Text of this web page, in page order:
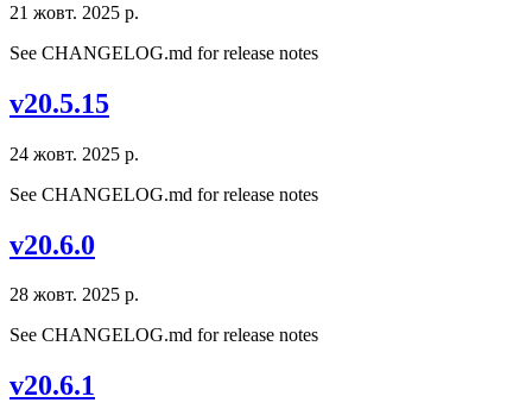
21 жовт. 2025 р.
See CHANGELOG.md for release notes
v20.5.15
24 жовт. 2025 р.
See CHANGELOG.md for release notes
v20.6.0
28 жовт. 2025 р.
See CHANGELOG.md for release notes
v20.6.1